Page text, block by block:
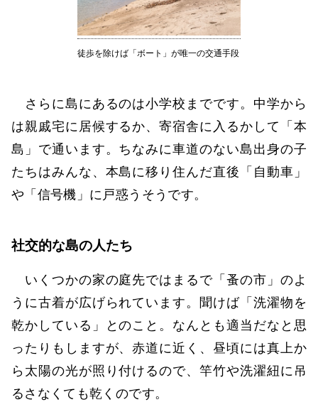
徒歩を除けば「ボート」が唯一の交通手段
さらに島にあるのは小学校までです。中学から
は親戚宅に居候するか、寄宿舎に入るかして「本
島」で通います。ちなみに車道のない島出身の子
たちはみんな、本島に移り住んだ直後「自動車」
や「信号機」に戸惑うそうです。
社交的な島の人たち
いくつかの家の庭先ではまるで「蚤の市」のよ
うに古着が広げられています。聞けば「洗濯物を
乾かしている」とのこと。なんとも適当だなと思
ったりもしますが、赤道に近く、昼頃には真上か
ら太陽の光が照り付けるので、竿竹や洗濯紐に吊
るさなくても乾くのです。